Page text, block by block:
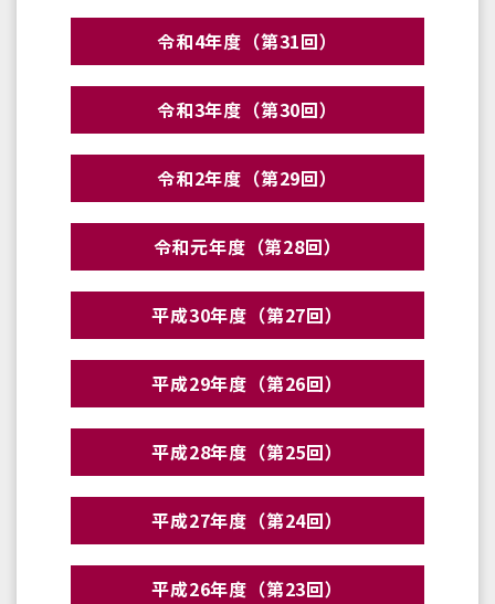
令和4年度（第31回）
令和3年度（第30回）
令和2年度（第29回）
令和元年度（第28回）
平成30年度（第27回）
平成29年度（第26回）
平成28年度（第25回）
平成27年度（第24回）
平成26年度（第23回）